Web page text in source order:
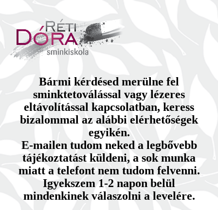
Bármi kérdésed merülne fel
sminktetoválással vagy lézeres
eltávolítással kapcsolatban, keress
bizalommal az alábbi elérhetőségek
egyikén.
E-mailen tudom neked a legbővebb
tájékoztatást küldeni, a sok munka
miatt a telefont nem tudom felvenni.
Igyekszem 1-2 napon belül
mindenkinek válaszolni a levelére.